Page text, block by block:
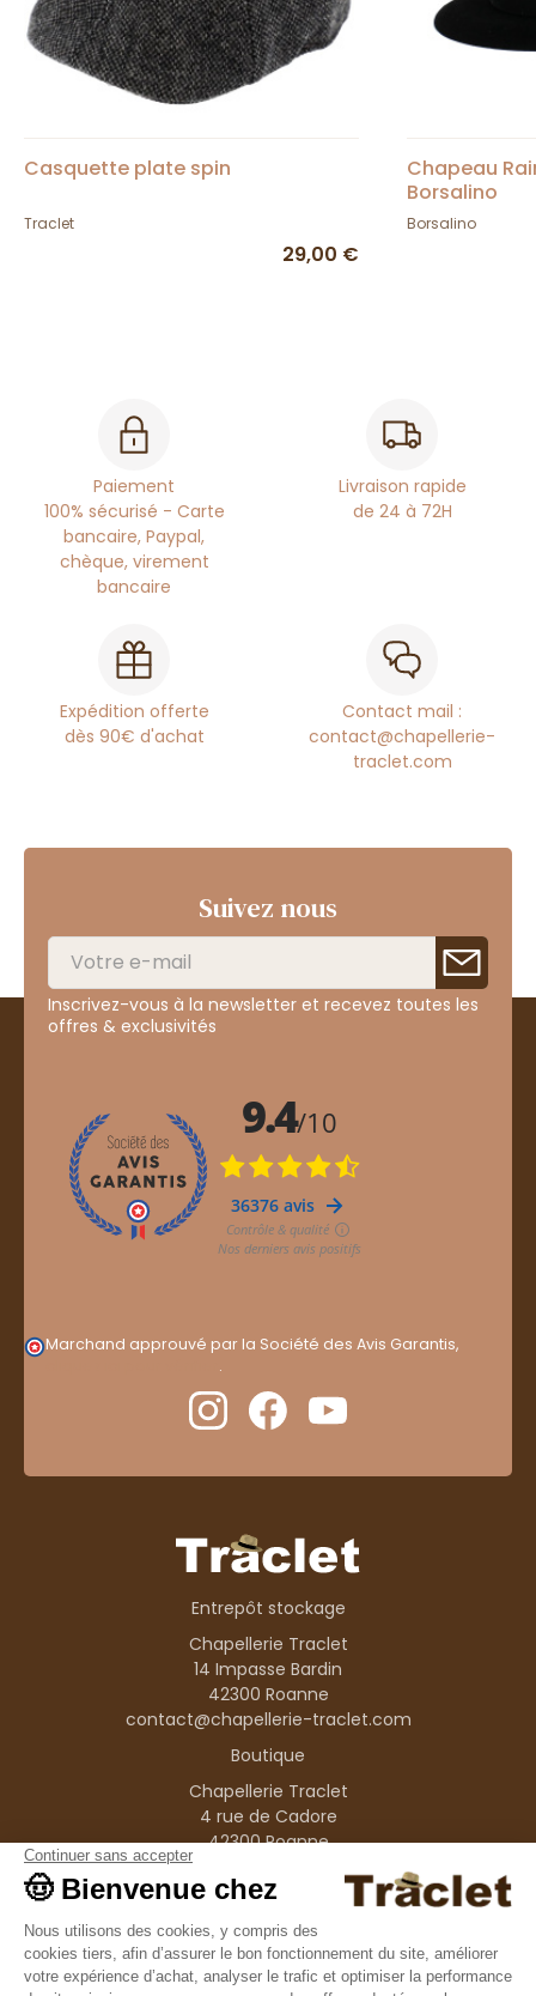
Casquette plate spin
Traclet
29,00 €
Chapeau
Borsalino
Borsalino
Paiement
100% sécurisé - Carte
bancaire, Paypal,
chèque, virement
bancaire
Livraison rapide
de 24 à 72H
Expédition offerte
dès 90€ d'achat
Contact mail :
contact@chapellerie-
traclet.com
Suivez nous
Inscrivez-vous à la newsletter et recevez toutes les
offres & exclusivités
Marchand approuvé par la Société des Avis Garantis,
.
Entrepôt stockage
Chapellerie Traclet
14 Impasse Bardin
42300 Roanne
contact@chapellerie-traclet.com
Boutique
Chapellerie Traclet
4 rue de Cadore
42300 Roanne
Produits